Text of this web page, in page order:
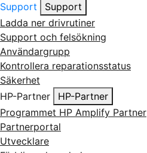
Support
Support
Ladda ner drivrutiner
Support och felsökning
Användargrupp
Kontrollera reparationsstatus
Säkerhet
HP-Partner
HP-Partner
Programmet HP Amplify Partner
Partnerportal
Utvecklare